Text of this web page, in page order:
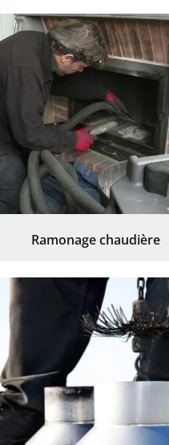
Ramonage chaudière